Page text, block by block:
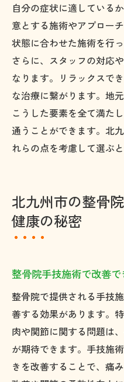
自分の症状に適している
意とする施術やアプロー
状態に合わせた施術を行
さらに、スタッフの対応
なります。リラックスで
な治療に繋がります。地
こうした要素を全て満た
通うことができます。北
れらの点を考慮して選ぶ
北九州市の整骨
健康の秘密
整骨院手技施術で改善で
整骨院で提供される手技
善する効果があります。
肉や関節に関する問題は
が期待できます。手技施
きを改善することで、痛